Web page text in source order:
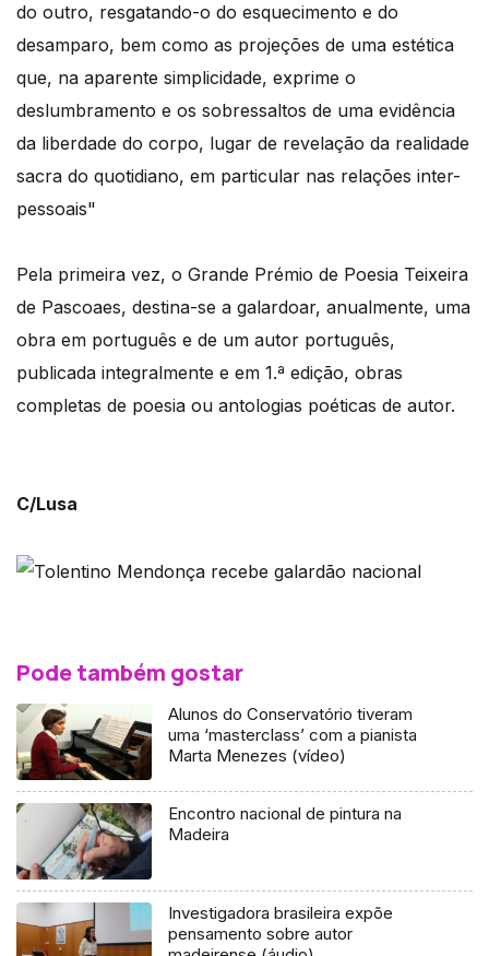
do outro, resgatando-o do esquecimento e do
desamparo, bem como as projeções de uma estética
que, na aparente simplicidade, exprime o
deslumbramento e os sobressaltos de uma evidência
da liberdade do corpo, lugar de revelação da realidade
sacra do quotidiano, em particular nas relações inter-
pessoais"
Pela primeira vez, o Grande Prémio de Poesia Teixeira
de Pascoaes, destina-se a galardoar, anualmente, uma
obra em português e de um autor português,
publicada integralmente e em 1.ª edição, obras
completas de poesia ou antologias poéticas de autor.
C/Lusa
Pode também gostar
Alunos do Conservatório tiveram
uma ‘masterclass’ com a pianista
Marta Menezes (vídeo)
Encontro nacional de pintura na
Madeira
Investigadora brasileira expõe
pensamento sobre autor